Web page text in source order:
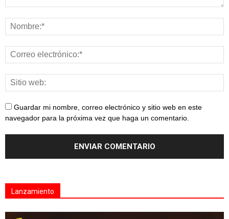
Guardar mi nombre, correo electrónico y sitio web en este
navegador para la próxima vez que haga un comentario.
Lanzamiento